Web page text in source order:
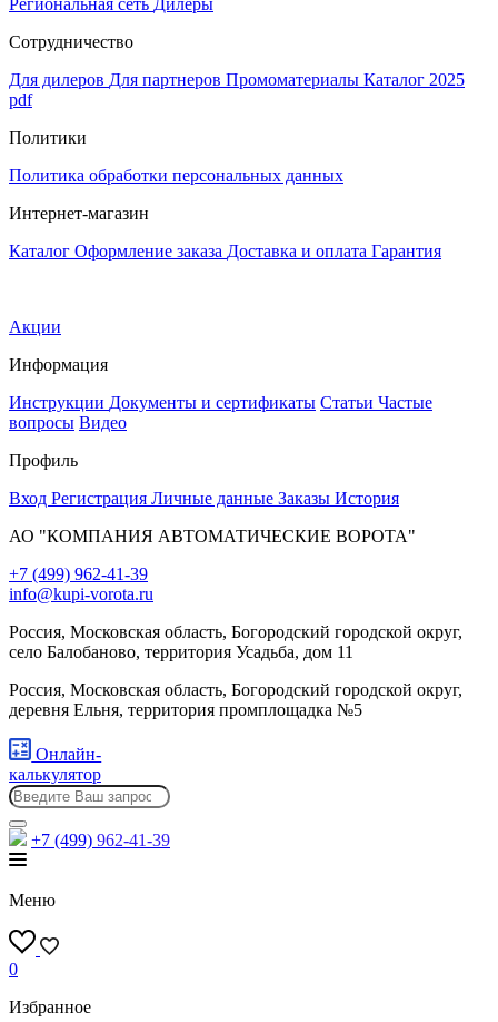
Региональная сеть Дилеры
Сотрудничество
Для дилеров Для партнеров Промоматериалы Каталог 2025
pdf
Политики
Политика обработки персональных данных
Интернет-магазин
Каталог Оформление заказа Доставка и оплата Гарантия
Акции
Информация
Инструкции Документы и сертификаты Статьи Частые
вопросы Видео
Профиль
Вход Регистрация Личные данные Заказы История
АО "КОМПАНИЯ АВТОМАТИЧЕСКИЕ ВОРОТА"
+7 (499) 962-41-39
info@kupi-vorota.ru
Россия, Московская область, Богородский городской округ,
село Балобаново, территория Усадьба, дом 11
Россия, Московская область, Богородский городской округ,
деревня Ельня, территория промплощадка №5
Онлайн-
калькулятор
+7 (499) 962-41-39
Меню
0
Избранное